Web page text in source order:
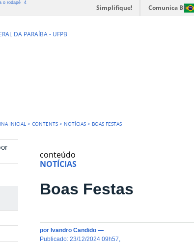
o rodapé 4
Simplifique! Comunica BR
DA PARAÍBA - UFPB DE CIÊNCIAS
INICIAL >CONTENTS > NOTÍCIAS > BOAS FESTAS
conteúdo
NOTÍCIAS
Boas Festas
por Ivandro Candido —
publicado:23/12/2024 09h57